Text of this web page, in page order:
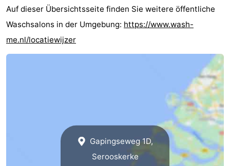
Auf dieser Übersichtsseite finden Sie weitere öffentliche
Waschsalons in der Umgebung: https://www.wash-
me.nl/locatiewijzer
Gapingseweg 1D,
Serooskerke